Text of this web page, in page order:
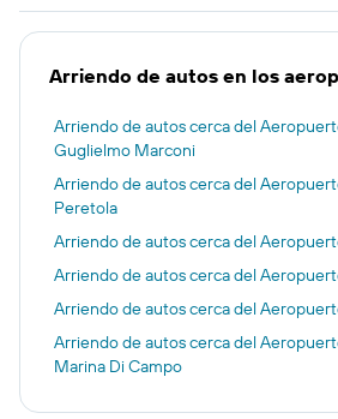
Arriendo de autos en los
Arriendo de autos cerca del
Guglielmo Marconi
Arriendo de autos cerca del
Peretola
Arriendo de autos cerca del
Arriendo de autos cerca del
Arriendo de autos cerca del
Arriendo de autos cerca del
Marina Di Campo